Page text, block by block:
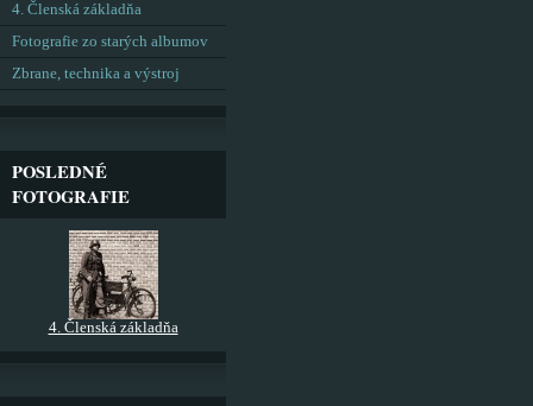
4. Členská základňa
Fotografie zo starých albumov
Zbrane, technika a výstroj
POSLEDNÉ
FOTOGRAFIE
4. Členská základňa